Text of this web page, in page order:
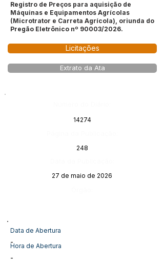
Registro de Preços para aquisição de
Máquinas e Equipamentos Agrícolas
(Microtrator e Carreta Agrícola), oriunda do
Pregão Eletrônico nº 90003/2026.
Licitações
Extrato da Ata
14274
248
27 de maio de 2026
Data de Abertura
-
Hora de Abertura
-